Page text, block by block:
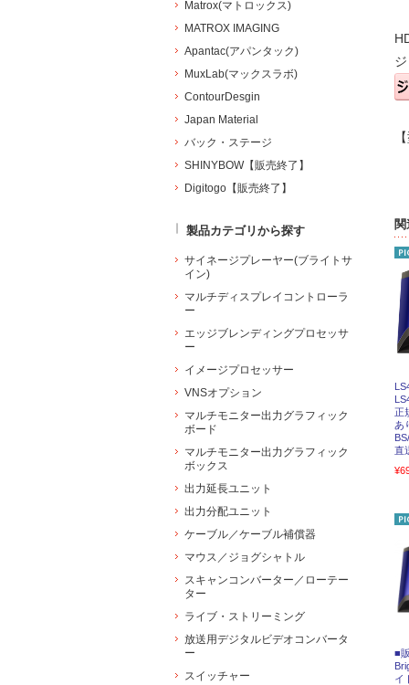
正
あ
直
■
イ
Matrox(マトロックス)
MATROX IMAGING
Apantac(アパンタック)
MuxLab(マックスラボ)
ContourDesgin
Japan Material
バック・ステージ
SHINYBOW【販売終了】
Digitogo【販売終了】
製品カテゴリから探す
サイネージプレーヤー(ブライトサ
イン)
マルチディスプレイコントローラ
ー
エッジブレンディングプロセッサ
ー
イメージプロセッサー
VNSオプション
マルチモニター出力グラフィック
ボード
マルチモニター出力グラフィック
ボックス
出力延長ユニット
出力分配ユニット
ケーブル／ケーブル補償器
マウス／ジョグシャトル
スキャンコンバーター／ローテー
ター
ライブ・ストリーミング
放送用デジタルビデオコンバータ
ー
スイッチャー